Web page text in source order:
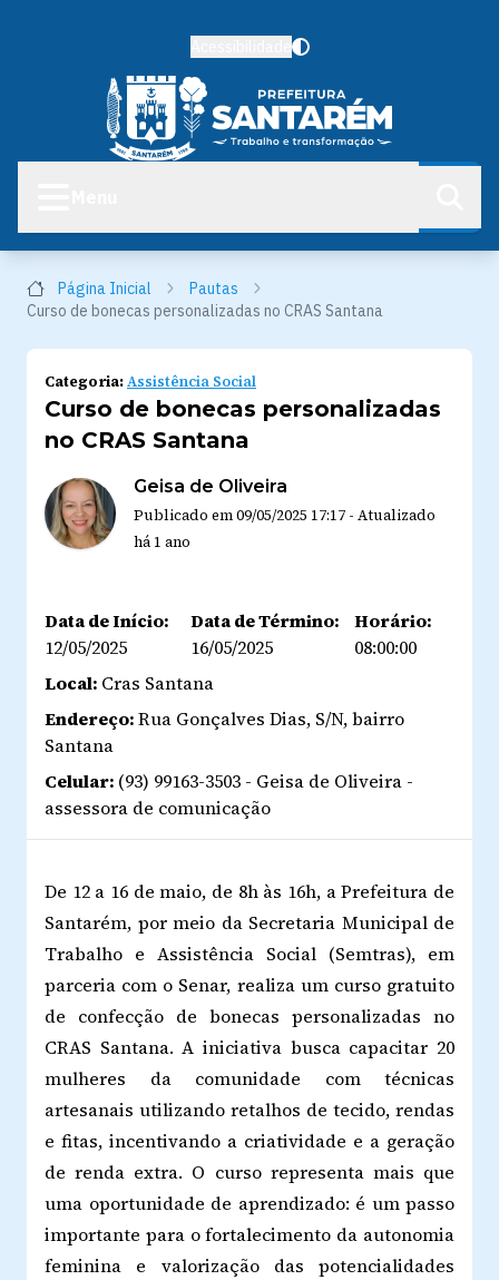
Página Inicial
Pautas
Curso de bonecas personalizadas no CRAS Santana
Categoria:Assistência Social
Curso de bonecas personalizadas
no CRAS Santana
Geisa de Oliveira
Publicado em09/05/2025 17:17 - Atualizado
há 1 ano
Data de Início:
12/05/2025
Data de Término:
16/05/2025
Horário:
08:00:00
Local: Cras Santana
Endereço:Rua Gonçalves Dias, S/N, bairro
Santana
Celular: (93) 99163-3503 - Geisa de Oliveira -
assessora de comunicação
De 12 a 16 de maio, de 8h às 16h, a Prefeitura de
Santarém, por meio da Secretaria Municipal de
Trabalho e Assistência Social (Semtras), em
parceria com o Senar, realiza um curso gratuito
de confecção de bonecas personalizadas no
CRAS Santana. A iniciativa busca capacitar 20
mulheres da comunidade com técnicas
artesanais utilizando retalhos de tecido, rendas
e fitas, incentivando a criatividade e a geração
de renda extra. O curso representa mais que
uma oportunidade de aprendizado: é um passo
importante para o fortalecimento da autonomia
feminina e valorização das potencialidades